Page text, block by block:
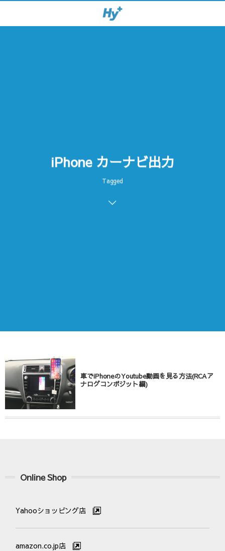
iPhone カーナビ出力
Tagged
車でiPhoneのYoutube動画を見る方法(RCAア
ナログコンポジット編)
Online Shop
Yahooショッピング店
amazon.co.jp店